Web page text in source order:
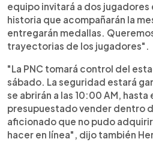
equipo invitará a dos
historia que acompañarán la
entregarán medallas.
trayectorias de los jugadores".
"La PNC tomará control del
sábado. La seguridad estará
se abrirán a las 10:00 AM,
presupuestado vender dentro
aficionado que no pudo
hacer en línea", dijo también